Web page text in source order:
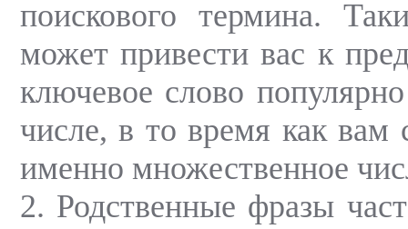
поискового термина.
может привести вас к
ключевое слово
числе, в то время как вам
именно множественное
2. Родственные фразы